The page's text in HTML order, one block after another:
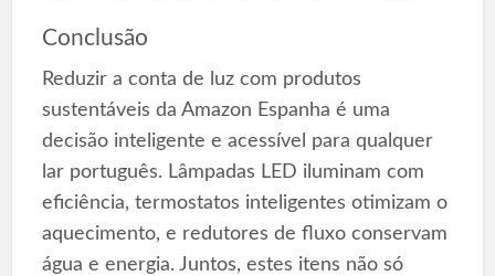
Conclusão
Reduzir a conta de luz com produtos
sustentáveis da Amazon Espanha é uma
decisão inteligente e acessível para qualquer
lar português. Lâmpadas LED iluminam com
eficiência, termostatos inteligentes otimizam o
aquecimento, e redutores de fluxo conservam
água e energia. Juntos, estes itens não só